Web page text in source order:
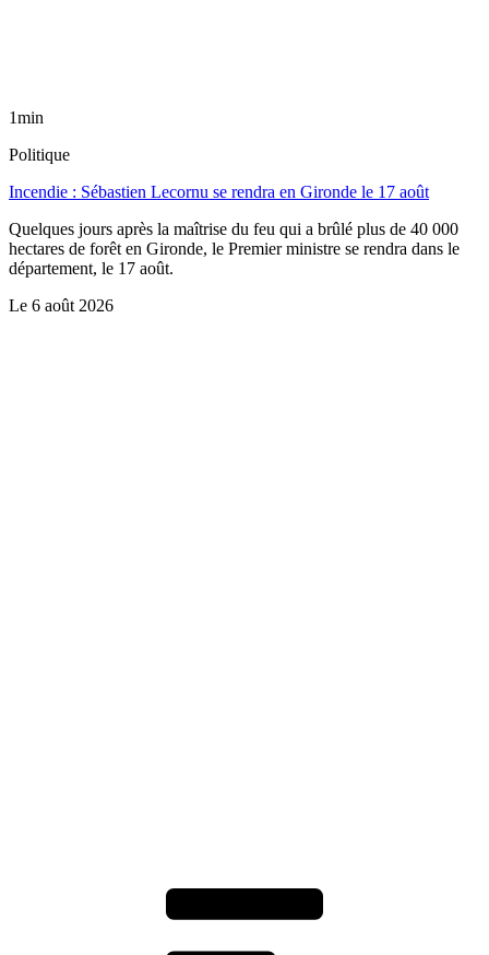
1min
Politique
Incendie : Sébastien Lecornu se rendra en Gironde le 17 août
Quelques jours après la maîtrise du feu qui a brûlé plus de 40 000
hectares de forêt en Gironde, le Premier ministre se rendra dans le
département, le 17 août.
Le 6 août 2026